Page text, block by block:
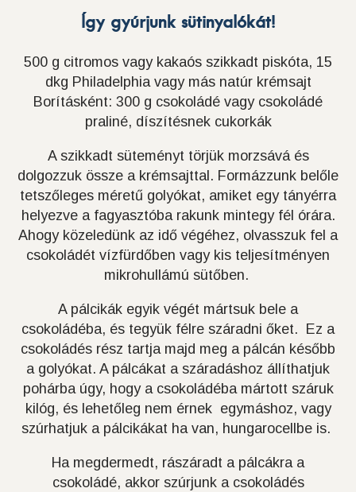
Így gyúrjunk sütinyalókát!
500 g citromos vagy kakaós szikkadt piskóta, 15
dkg Philadelphia vagy más natúr krémsajt
Borításként: 300 g csokoládé vagy csokoládé
praliné, díszítésnek cukorkák
A szikkadt süteményt törjük morzsává és
dolgozzuk össze a krémsajttal. Formázzunk belőle
tetszőleges méretű golyókat, amiket egy tányérra
helyezve a fagyasztóba rakunk mintegy fél órára.
Ahogy közeledünk az idő végéhez, olvasszuk fel a
csokoládét vízfürdőben vagy kis teljesítményen
mikrohullámú sütőben.
A pálcikák egyik végét mártsuk bele a
csokoládéba, és tegyük félre száradni őket. Ez a
csokoládés rész tartja majd meg a pálcán később
a golyókat. A pálcákat a száradáshoz állíthatjuk
pohárba úgy, hogy a csokoládéba mártott száruk
kilóg, és lehetőleg nem érnek egymáshoz, vagy
szúrhatjuk a pálcikákat ha van, hungarocellbe is.
Ha megdermedt, rászáradt a pálcákra a
csokoládé, akkor szúrjunk a csokoládés